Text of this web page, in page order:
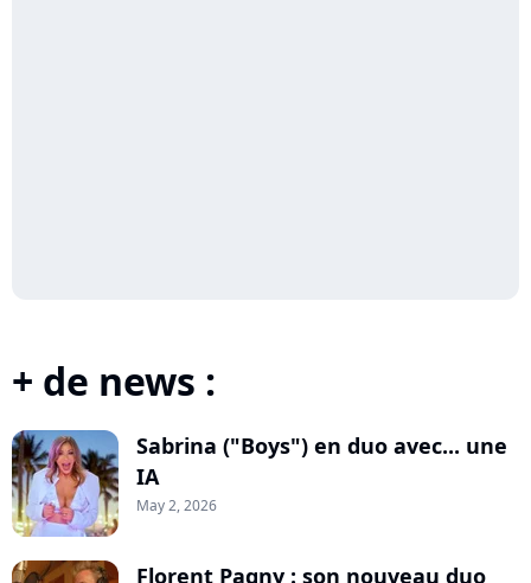
+ de news :
Sabrina ("Boys") en duo avec... une
IA
May 2, 2026
Florent Pagny : son nouveau duo